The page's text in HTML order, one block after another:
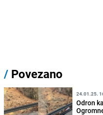
/ Povezano
24.01.25.
Odron